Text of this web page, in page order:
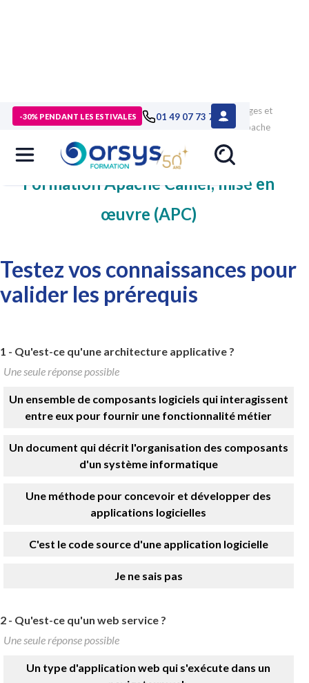
-30% PENDANT LES ESTIVALES 01 49 07 73 73
> Technologies numériques
formation Langages et
développement>formation Java, Jakarta EE
formation Apache
Camel, mise en œuvre> test-prérequis
Formation Apache Camel, mise en
œuvre (APC)
Testez vos connaissances pour
valider les prérequis
1 - Qu'est-ce qu'une architecture applicative ?
Une seule réponse possible
Un ensemble de composants logiciels qui interagissent
entre eux pour fournir une fonctionnalité métier
Un document qui décrit l'organisation des composants
d'un système informatique
Une méthode pour concevoir et développer des
applications logicielles
C'est le code source d'une application logicielle
Je ne sais pas
2 - Qu'est-ce qu'un web service ?
Une seule réponse possible
Un type d'application web qui s'exécute dans un